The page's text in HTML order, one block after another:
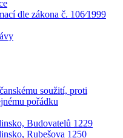
dle zákona č. 106⁄1999
soužití, proti
pořádku
Budovatelů 1229
Rubešova 1250